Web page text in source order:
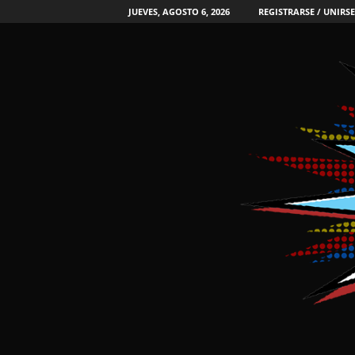
JUEVES, AGOSTO 6, 2026 REGISTRARSE / UNIRSE